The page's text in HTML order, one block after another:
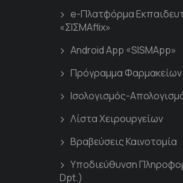
e-Πλατφόρμα
«ΣΙΣΜΑflix»
Android App «SISMApp»
Πρόγραμμα Φαρμακείων
Ισολογισμός-
Λίστα Χειρουργείων
Βραβεύσεις Καινοτομία
Υποδιεύθυνση
Dpt.)